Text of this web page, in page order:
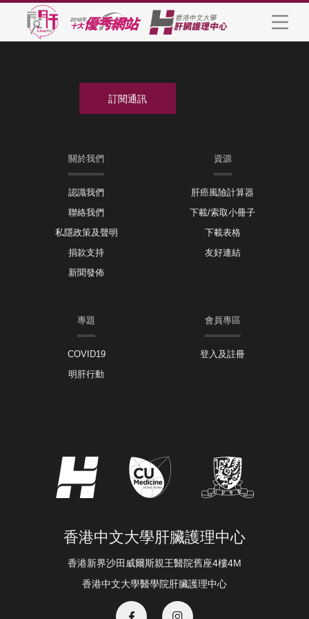
關於我們
認識我們
聯絡我們
私隱政策及聲明
捐款支持
新聞發佈
資源
肝癌風險計算器
下載/索取小冊子
下載表格
友好連結
專題
COVID19
明肝行動
會員專區
登入及註冊
香港中文大學肝臟護理中心
香港新界沙田威爾斯親王醫院舊座4樓4M
香港中文大學醫學院肝臟護理中心